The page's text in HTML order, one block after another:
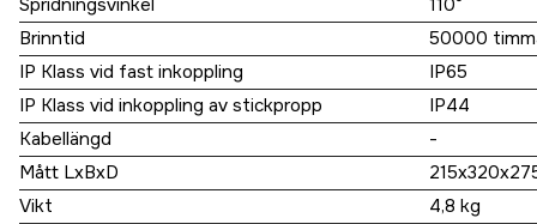
Spridningsvinkel
110°
Brinntid
50000
IP Klass vid fast inkoppling
IP65
IP Klass vid inkoppling av stickpropp
IP44
Kabellängd
-
Mått LxBxD
Vikt
4,8 kg